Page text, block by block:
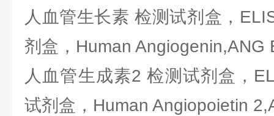
人血管生长素 检测试剂盒，
剂盒，Human Angiogenin,ANG
人血管生成素2 检测试剂盒，
试剂盒，Human Angiopoietin